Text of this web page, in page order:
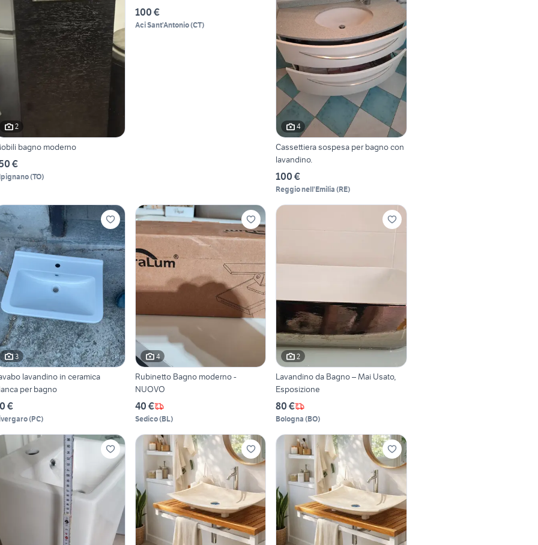
2
bagno moderno
€
(TO)
100 €
Aci Sant'Antonio(CT)
4
Cassettiera sospesa per bagno con
lavandino.
100 €
Reggio nell'Emilia (RE)
3
lavandino in ceramica
per bagno
€
(PC)
4
Rubinetto Bagno moderno -
NUOVO
40 €
Sedico(BL)
2
Lavandino da Bagno – Mai Usato,
Esposizione
80 €
Bologna (BO)